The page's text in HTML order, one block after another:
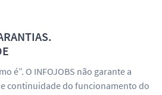
é”. O INFOJOBS não garante a
continuidade do funcionamento do